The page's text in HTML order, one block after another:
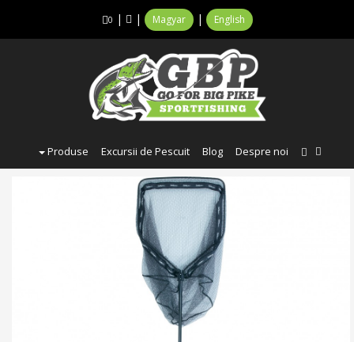
0 | | Magyar | English
Produse Excursii de Pescuit Blog Despre noi